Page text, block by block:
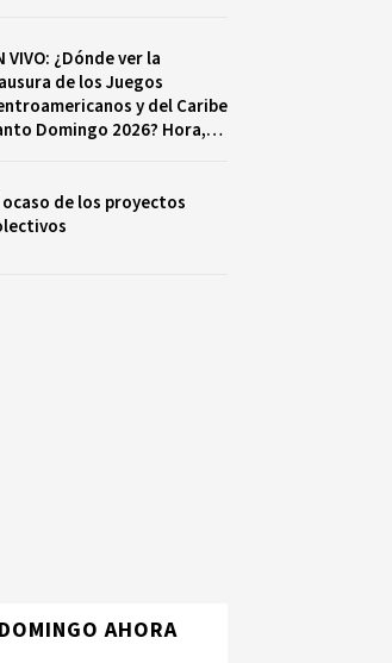
¿Dónde ver la
de los Juegos
y del Caribe
Domingo 2026? Hora,
ocaso de los proyectos
AHORA